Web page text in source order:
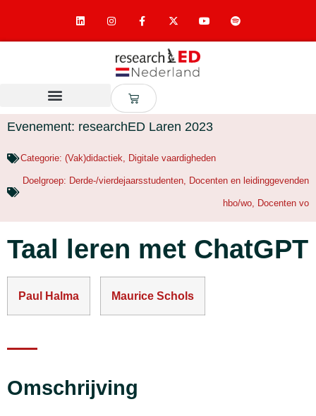
Evenement: researchED Laren 2023
Categorie: (Vak)didactiek Digitale vaardigheden
Doelgroep: Derde-/vierdejaarsstudenten Docenten en leidinggevenden
hbo/wo Docenten vo
Taal leren met ChatGPT
Paul Halma Maurice Schols
Omschrijving